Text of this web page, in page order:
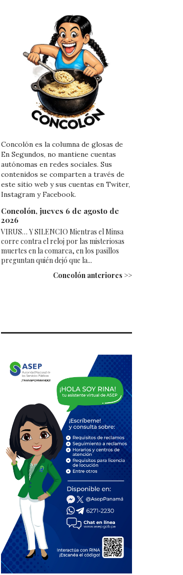
Concolón es la columna de glosas de
En Segundos, no mantiene cuentas
autónomas en redes sociales. Sus
contenidos se comparten a través de
este sitio web y sus cuentas en Twiter,
Instagram y Facebook.
Concolón, jueves 6 de agosto de
2026
VIRUS… Y SILENCIO Mientras el Minsa
corre contra el reloj por las misteriosas
muertes en la comarca, en los pasillos
preguntan quién dejó que la...
Concolón anteriores >>